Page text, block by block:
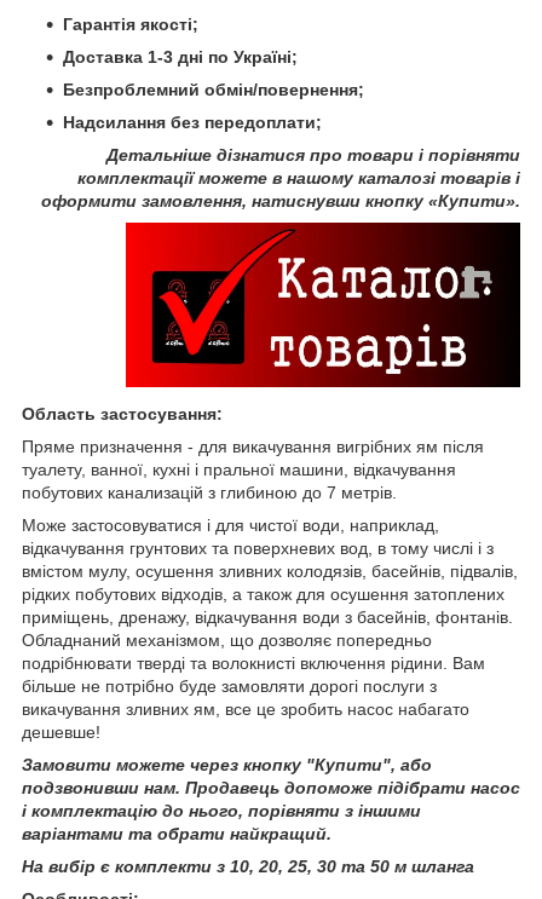
Гарантія якості;
Доставка 1-3 дні по Україні;
Безпроблемний обмін/повернення;
Надсилання без передоплати;
Детальніше дізнатися про товари і порівняти
комплектації можете в нашому каталозі товарів і
оформити замовлення, натиснувши кнопку «Купити».
Область застосування:
Пряме призначення - для викачування вигрібних ям після
туалету, ванної, кухні і пральної машини, відкачування
побутових канализацій з глибиною до 7 метрів.
Може застосовуватися і для чистої води, наприклад,
відкачування грунтових та поверхневих вод, в тому числі і з
вмістом мулу, осушення зливних колодязів, басейнів, підвалів,
рідких побутових відходів, а також для осушення затоплених
приміщень, дренажу, відкачування води з басейнів, фонтанів.
Обладнаний механізмом, що дозволяє попередньо
подрібнювати тверді та волокнисті включення рідини. Вам
більше не потрібно буде замовляти дорогі послуги з
викачування зливних ям, все це зробить насос набагато
дешевше!
Замовити можете через кнопку "Купити", або
подзвонивши нам. Продавець допоможе підібрати насос
і комплектацію до нього, порівняти з іншими
варіантами та обрати найкращий.
На вибір є комплекти з 10, 20, 25, 30 та 50 м шланга